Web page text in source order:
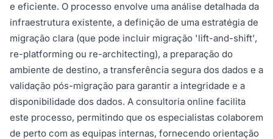
e eficiente. O processo envolve uma análise detalhada da
infraestrutura existente, a definição de uma estratégia de
migração clara (que pode incluir migração 'lift-and-shift',
re-platforming ou re-architecting), a preparação do
ambiente de destino, a transferência segura dos dados e a
validação pós-migração para garantir a integridade e a
disponibilidade dos dados. A consultoria online facilita
este processo, permitindo que os especialistas colaborem
de perto com as equipas internas, fornecendo orientação